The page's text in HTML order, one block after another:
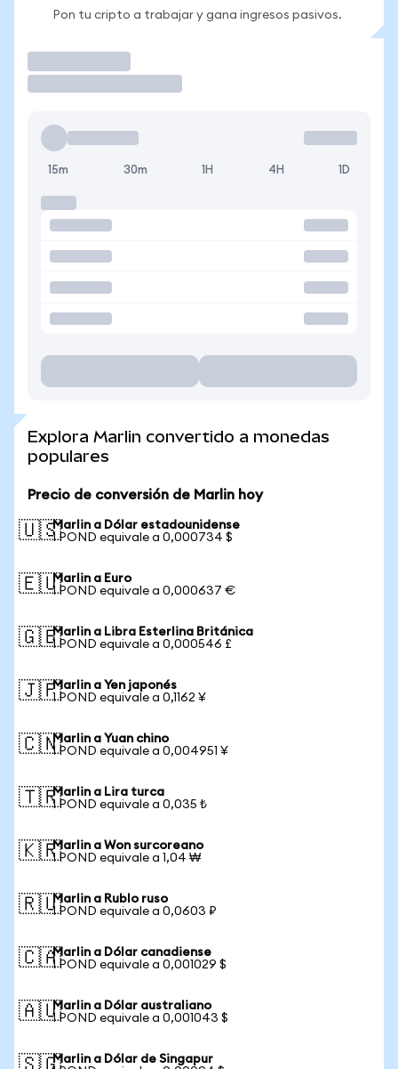
Pon tu cripto a trabajar y gana ingresos pasivos.
15m 30m 1H 4H 1D
Explora Marlin convertido a monedas
populares
Precio de conversión de Marlin hoy
🇺🇸Marlin a Dólar estadounidense
1 POND equivale a 0,000734 $
🇪🇺Marlin a Euro
1 POND equivale a 0,000637 €
🇬🇧Marlin a Libra Esterlina Británica
1 POND equivale a 0,000546 £
🇯🇵Marlin a Yen japonés
1 POND equivale a 0,1162 ¥
🇨🇳Marlin a Yuan chino
1 POND equivale a 0,004951 ¥
🇹🇷Marlin a Lira turca
1 POND equivale a 0,035 ₺
🇰🇷Marlin a Won surcoreano
1 POND equivale a 1,04 ₩
🇷🇺Marlin a Rublo ruso
1 POND equivale a 0,0603 ₽
🇨🇦Marlin a Dólar canadiense
1 POND equivale a 0,001029 $
🇦🇺Marlin a Dólar australiano
1 POND equivale a 0,001043 $
Marlin a Dólar de Singapur